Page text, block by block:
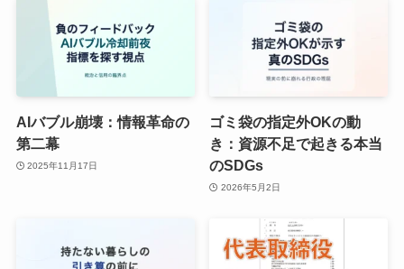
AIバブル崩壊：情報革命の
第二幕
2025年11月17日
ゴミ袋の指定外OKの動
き：資源不足で起きる本当
のSDGs
2026年5月2日